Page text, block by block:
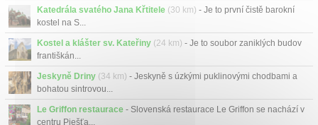
Katedrála svatého Jana Křtitele (30 km) - Je to první čistě barokní
kostel na S...
Kostel a klášter sv. Kateřiny (24 km) - Je to soubor zaniklých budov
františkán...
Jeskyně Driny (34 km) - Jeskyně s úzkými puklinovými chodbami a
bohatou sintrovou...
Le Griffon restaurace - Slovenská restaurace Le Griffon se nachází v
centru Piešťa...